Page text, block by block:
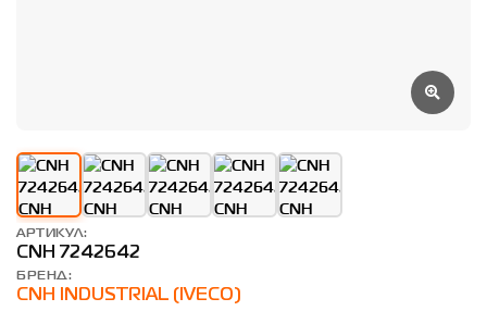
АРТИКУЛ:
CNH 7242642
БРЕНД:
CNH INDUSTRIAL (IVECO)